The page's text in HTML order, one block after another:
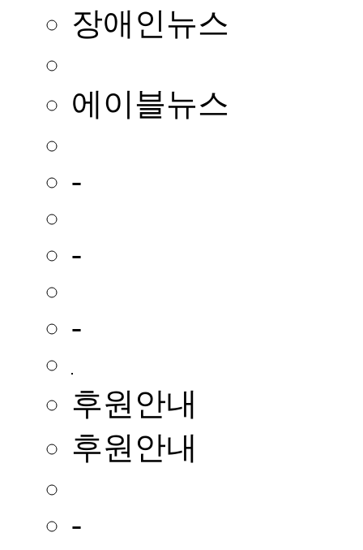
장애인뉴스
에이블뉴스
-
-
-
후원안내
후원안내
-